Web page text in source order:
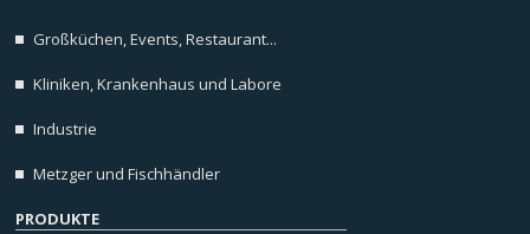
Großküchen, Events, Restaurant...
Kliniken, Krankenhaus und Labore
Industrie
Metzger und Fischhändler
PRODUKTE